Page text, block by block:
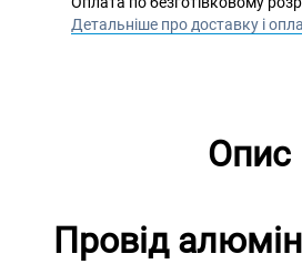
Детальніше про доставку і
Опис
Провід